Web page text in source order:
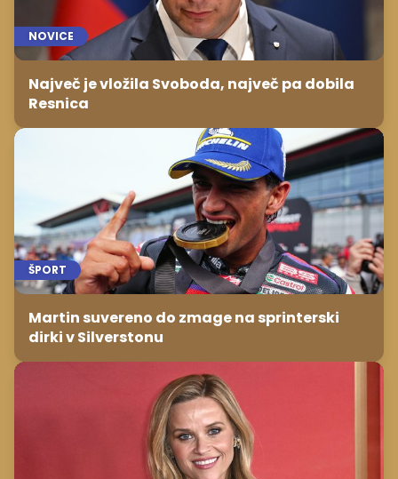
NOVICE
Največ je vložila Svoboda, največ pa dobila
Resnica
ŠPORT
Martin suvereno do zmage na sprinterski
dirki v Silverstonu